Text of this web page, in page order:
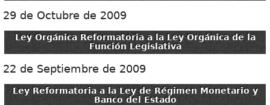
29 de Octubre de 2009
Ley Orgánica Reformatoria a la Ley Orgánica de la
Función Legislativa
22 de Septiembre de 2009
Ley Reformatoria a la Ley de Régimen Monetario y
Banco del Estado